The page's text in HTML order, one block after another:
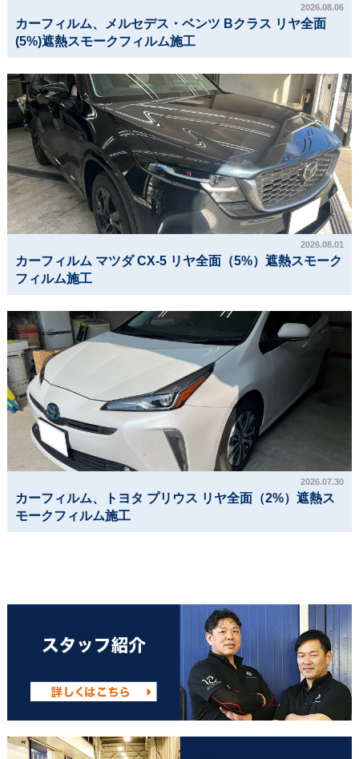
2026.08.06
カーフィルム、メルセデス・ベンツ Bクラス リヤ全面
(5%)遮熱スモークフィルム施工
2026.08.01
カーフィルム マツダ CX-5 リヤ全面（5%）遮熱スモーク
フィルム施工
2026.07.30
カーフィルム、トヨタ プリウス リヤ全面（2%）遮熱ス
モークフィルム施工